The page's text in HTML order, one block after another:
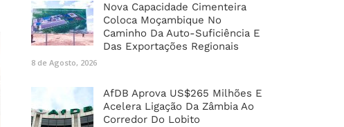
Nova Capacidade Cimenteira
Coloca Moçambique No
Caminho Da Auto-Suficiência E
Das Exportações Regionais
8 de Agosto, 2026
AfDB Aprova US$265 Milhões E
Acelera Ligação Da Zâmbia Ao
Corredor Do Lobito